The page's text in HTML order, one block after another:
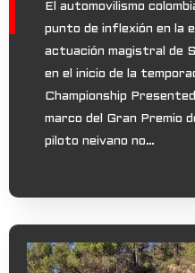
El automovilismo
punto de inflexión en la
actuación magistral de
en el inicio de la
Championship
marco del Gran Premio
piloto neivano no…